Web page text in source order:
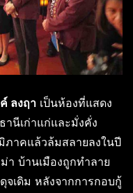
ลงฤา เป็นห้องที่แสดง
านีเก่าแก่และมั่งคั่ง
ภาคแล้วล้มสลายลงในปี
า บ้านเมืองถูกทำลาย
จเดิม หลังจากการกอบกู้